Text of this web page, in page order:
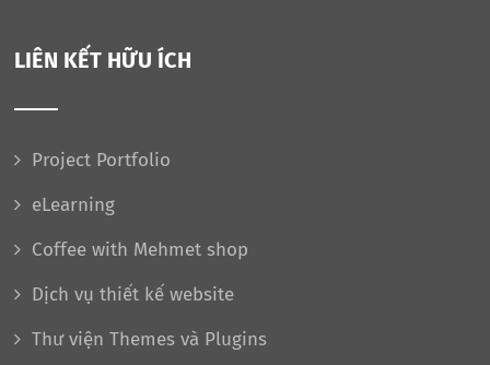
LIÊN KẾT HỮU ÍCH
Project Portfolio
eLearning
Coffee with Mehmet shop
Dịch vụ thiết kế website
Thư viện Themes và Plugins